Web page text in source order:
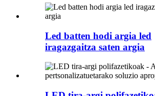
Led batten hodi argia led
iragazgaitza saten argia